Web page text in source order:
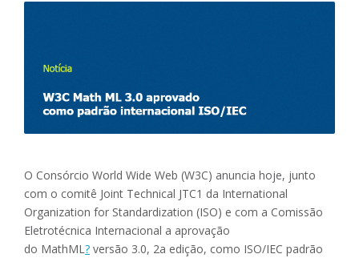
O Consórcio World Wide Web (W3C) anuncia hoje, junto
com o comitê Joint Technical JTC1 da International
Organization for Standardization (ISO) e com a Comissão
Eletrotécnica Internacional a aprovação
do MathML? versão 3.0, 2a edição, como ISO/IEC padrão